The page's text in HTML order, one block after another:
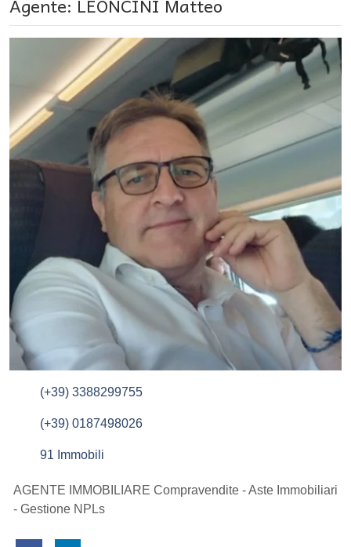
Agente: LEONCINI Matteo
(+39) 3388299755
(+39) 0187498026
91 Immobili
AGENTE IMMOBILIARE Compravendite - Aste Immobiliari
- Gestione NPLs